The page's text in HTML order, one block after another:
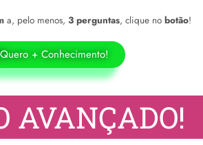
a, pelo menos, 3 perguntas, clique no botão!
Quero + Conhecimento!
AVANÇADO!